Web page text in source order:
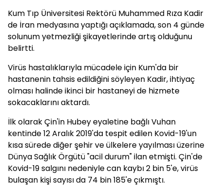
Kum Tıp Üniversitesi Rektörü Muhammed Rıza Kadir
de İran medyasına yaptığı açıklamada, son 4 günde
solunum yetmezliği şikayetlerinde artış olduğunu
belirtti.
Virüs hastalıklarıyla mücadele için Kum'da bir
hastanenin tahsis edildiğini söyleyen Kadir, ihtiyaç
olması halinde ikinci bir hastaneyi de hizmete
sokacaklarını aktardı.
İlk olarak Çin'in Hubey eyaletine bağlı Vuhan
kentinde 12 Aralık 2019'da tespit edilen Kovid-19'un
kısa sürede diğer şehir ve ülkelere yayılması üzerine
Dünya Sağlık Örgütü "acil durum" ilan etmişti. Çin'de
Kovid-19 salgını nedeniyle can kaybı 2 bin 5'e, virüs
bulaşan kişi sayısı da 74 bin 185'e çıkmıştı.